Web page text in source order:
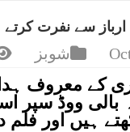
ارباز سے نفرت
شوبز
کے معروف
بالی ووڈ سپر
ہیں اور